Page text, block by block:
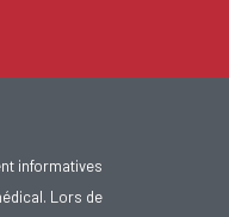
informatives
Lors de